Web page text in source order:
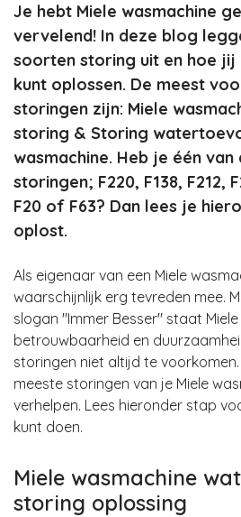
Je hebt Miele wasmachine
vervelend! In deze blog
soorten storing uit en hoe
kunt oplossen. De meest
storingen zijn: Miele
storing & Storing
wasmachine. Heb je één
storingen; F220, F138, F212,
F20 of F63? Dan lees je
oplost.
Als eigenaar van een Miele
waarschijnlijk erg tevreden mee.
slogan "Immer Besser" staat
betrouwbaarheid en
storingen niet altijd te voorkomen.
meeste storingen van je Miele
verhelpen. Lees hieronder stap
kunt doen.
Miele wasmachine
storing oplossing